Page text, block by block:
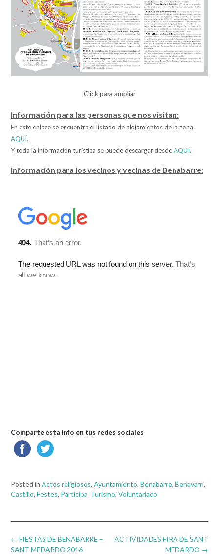
Click para ampliar
Información para las personas que nos visitan:
En este enlace se encuentra el listado de alojamientos de la zona
AQUÍ.
Y toda la información turística se puede descargar desdeAQUÍ.
Información para los vecinos y vecinas de Benabarre:
Comparte esta info en tus redes sociales
Posted in Actos religiosos, Ayuntamiento, Benabarre, Benavarri,
Castillo, Festes, Participa, Turismo, Voluntariado
Post
navigation
ACTIVIDADES FIRA DE SANT
MEDARDO →
← FIESTAS DE BENABARRE –
SANT MEDARDO 2016